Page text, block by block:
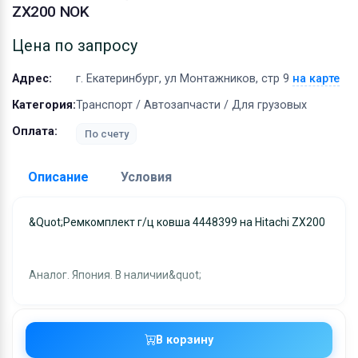
ZX200 NOK
В корзину
Цена по запросу
Адрес: г. Екатеринбург, ул Монтажников, стр 9 на карте
Категория:Транспорт / Автозапчасти / Для грузовых
Оплата:
По счету
Описание Условия
&quot;Ремкомплект г/ц ковша 4448399 на Hitachi ZX200
Аналог. Япония. В наличии&quot;
Доставка:
Условия и гарантии:
после получения оплаты и отправляются через UPS
отслеживанием местоположения посылки и